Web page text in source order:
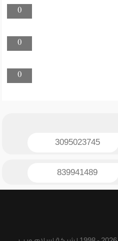
0
0
0
3095023745
839941489